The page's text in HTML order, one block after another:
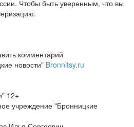
Чтобы быть уверенным, что вы
комментарий
новости" Bronnitsy.ru
12+
учреждение "Бронницкие